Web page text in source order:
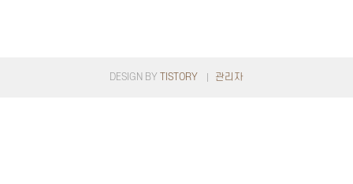
DESIGN BY TISTORY 관리자